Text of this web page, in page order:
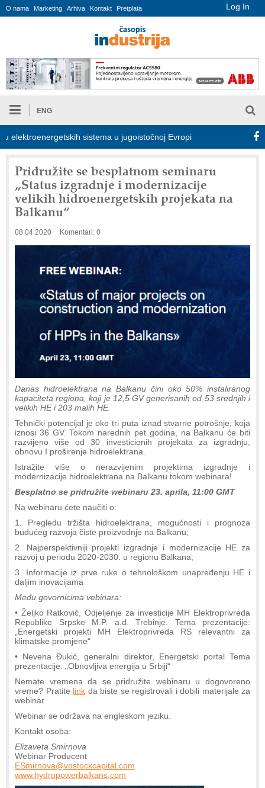
Log In
O nama Marketing Arhiva Kontakt Pretplata
ENG
sistema u jugoistočnoj Evropi
Pridružite se besplatnom seminaru
„Status izgradnje i modernizacije
velikih hidroenergetskih projekata na
Balkanu“
08.04.2020 Komentari: 0
Danas hidroelektrana na Balkanu čini oko 50% instaliranog
kapaciteta regiona, koji je 12,5 GV generisanih оd 53 srednjih i
velikih HE i 203 malih HE.
Tehnički potencijal je oko tri puta iznad stvarne potrošnje, koja
iznosi 36 GV. Tokom narednih pet godina, na Balkanu će biti
razvijeno više od 30 investicionih projekata za izgradnju,
obnovu I proširenje hidroelektrana.
Istražite više o nerazvijenim projektima izgradnje i
modernizacije hidroelektrana na Balkanu tokom webinara!
Besplatno se pridružite webinaru 23. aprila, 11:00 GMT
Na webinaru ćete naučiti o:
1. Pregledu tržišta hidroelektrana, mogućnosti i prognoza
budućeg razvoja čiste proizvodnje na Balkanu;
2. Najperspektivniji projekti izgradnje i modernizacije HE za
razvoj u periodu 2020-2030. u regionu Balkana;
3. Informacije iz prve ruke o tehnološkom unapređenju HE i
daljim inovacijama
Među govornicima vebinara:
• Željko Ratković, Odjeljenje za investicije MH Elektroprivreda
Republike Srpske M.P. a.d. Trebinje. Tema prezentacije:
„Energetski projekti MH Elektroprivreda RS relevantni za
klimatske promjene“
• Nevena Đukić, generalni direktor, Energetski portal Tema
prezentacije: „Obnovljiva energija u Srbiji“
Nemate vremena da se pridružite webinaru u dogovoreno
vreme? Pratite link da biste se registrovali i dobili materijale za
webinar.
Webinar se održava na engleskom jeziku.
Kontakt osoba:
Elizaveta Smirnova
Webinar Producent
ESmirnova@vostockcapital.com
www.hydropowerbalkans.com